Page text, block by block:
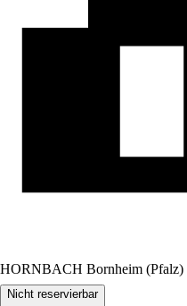
HORNBACH Bornheim (Pfalz)
Nicht reservierbar